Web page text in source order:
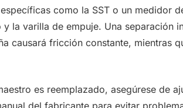
como la SST o un medidor
la varilla de empuje. Una separación
causará fricción constante, mientras
es reemplazado, asegúrese de
del fabricante para evitar